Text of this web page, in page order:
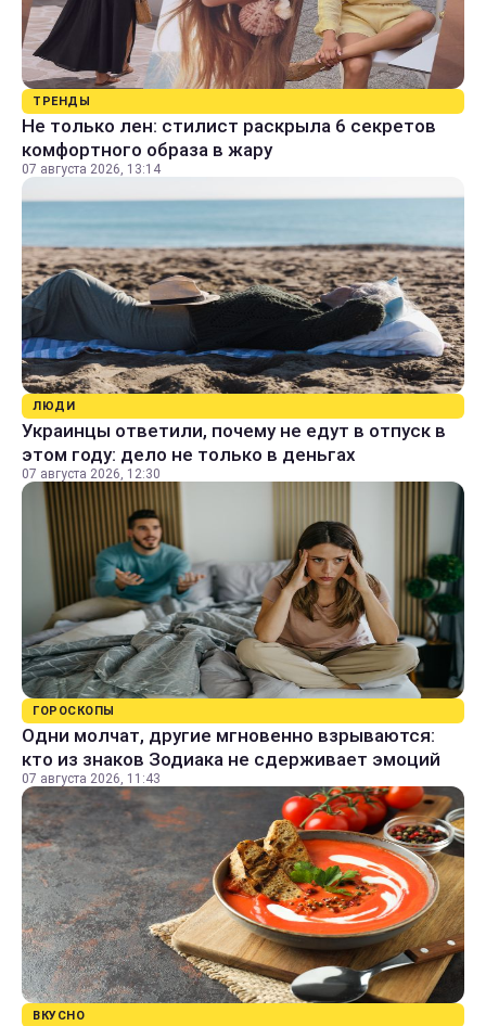
ТРЕНДЫ
Не только лен: стилист раскрыла 6 секретов
комфортного образа в жару
07 августа 2026, 13:14
ЛЮДИ
Украинцы ответили, почему не едут в отпуск в
этом году: дело не только в деньгах
07 августа 2026, 12:30
ГОРОСКОПЫ
Одни молчат, другие мгновенно взрываются:
кто из знаков Зодиака не сдерживает эмоций
07 августа 2026, 11:43
ВКУСНО